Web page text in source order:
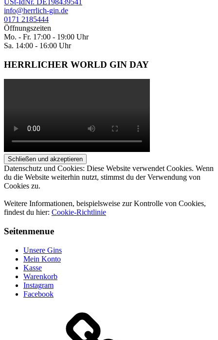
USt-IdNr. DE198439541
info@herrlich-gin.de
0171 2185444
Öffnungszeiten
Mo. - Fr. 17:00 - 19:00 Uhr
Sa. 14:00 - 16:00 Uhr
HERRLICHER WORLD GIN DAY
Datenschutz und Cookies: Diese Website verwendet Cookies. Wenn
du die Website weiterhin nutzt, stimmst du der Verwendung von
Cookies zu.
Weitere Informationen, beispielsweise zur Kontrolle von Cookies,
findest du hier: Cookie-Richtlinie
Seitenmenue
Unsere Gins
Mein Konto
Kasse
Warenkorb
Instagram
Facebook